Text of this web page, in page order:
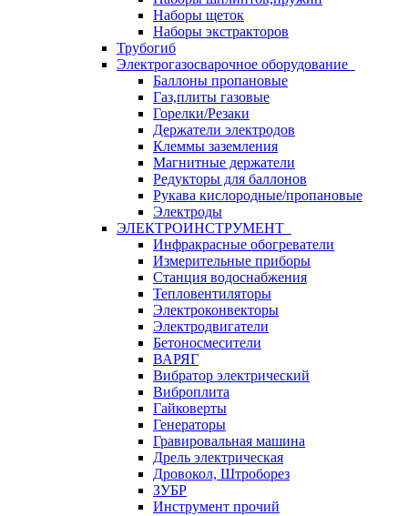
Наборы щеток
Наборы экстракторов
Трубогиб
Электрогазосварочное оборудование
Баллоны пропановые
Газ,плиты газовые
Горелки/Резаки
Держатели электродов
Клеммы заземления
Магнитные держатели
Редукторы для баллонов
Рукава кислородные/пропановые
Электроды
ЭЛЕКТРОИНСТРУМЕНТ
Инфракрасные обогреватели
Измерительные приборы
Станция водоснабжения
Тепловентиляторы
Электроконвекторы
Электродвигатели
Бетоносмесители
ВАРЯГ
Вибратор электрический
Виброплита
Гайковерты
Генераторы
Гравировальная машина
Дрель электрическая
Дровокол, Штроборез
ЗУБР
Инструмент прочий